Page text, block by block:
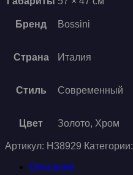
Бренд Bossini
Страна Италия
Стиль Современный
Цвет Золото, Хром
Артикул: H38929 Категории:
Описание